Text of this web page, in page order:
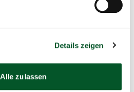
Details zeigen
Alle zulassen
69 - 71